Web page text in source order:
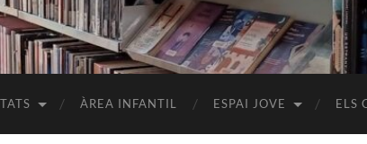
ÀREA INFANTIL ESPAI JOVE ELS